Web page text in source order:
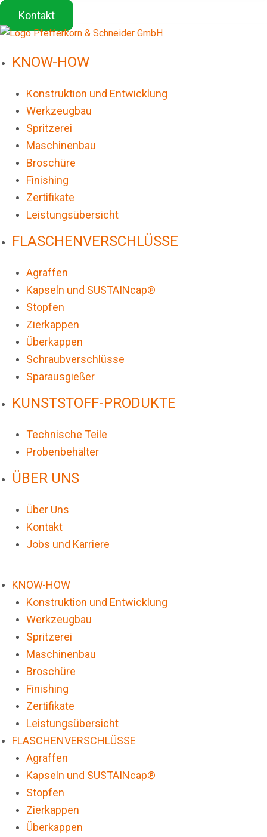
Kontakt
KNOW-HOW
Konstruktion und Entwicklung
Werkzeugbau
Spritzerei
Maschinenbau
Broschüre
Finishing
Zertifikate
Leistungsübersicht
FLASCHENVERSCHLÜSSE
Agraffen
Kapseln und SUSTAINcap®
Stopfen
Zierkappen
Überkappen
Schraubverschlüsse
Sparausgießer
KUNSTSTOFF-PRODUKTE
Technische Teile
Probenbehälter
ÜBER UNS
Über Uns
Kontakt
Jobs und Karriere
KNOW-HOW
Konstruktion und Entwicklung
Werkzeugbau
Spritzerei
Maschinenbau
Broschüre
Finishing
Zertifikate
Leistungsübersicht
FLASCHENVERSCHLÜSSE
Agraffen
Kapseln und SUSTAINcap®
Stopfen
Zierkappen
Überkappen